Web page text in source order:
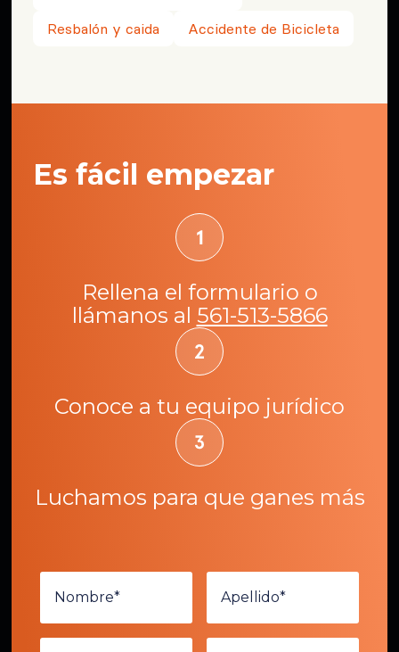
Resbalón y caida
Accidente de Bicicleta
Es fácil empezar
Rellena el formulario o
llámanos al 561-513-5866
Conoce a tu equipo jurídico
Luchamos para que ganes más